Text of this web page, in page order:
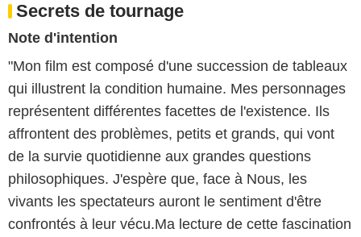
Secrets de tournage
Note d'intention
"Mon film est composé d'une succession de tableaux
qui illustrent la condition humaine. Mes personnages
représentent différentes facettes de l'existence. Ils
affrontent des problèmes, petits et grands, qui vont
de la survie quotidienne aux grandes questions
philosophiques. J'espère que, face à Nous, les
vivants les spectateurs auront le sentiment d'être
confrontés à leur vécu.Ma lecture de cette fascination